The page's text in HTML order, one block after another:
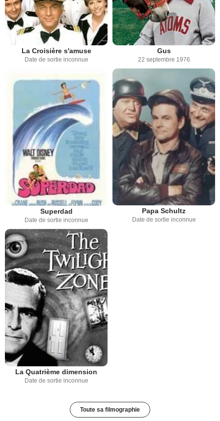
La Croisière s'amuse
Date de sortie inconnue
Gus
22 septembre 1976
Superdad
Date de sortie inconnue
Papa Schultz
Date de sortie inconnue
La Quatrième dimension
Date de sortie inconnue
Toute sa filmographie